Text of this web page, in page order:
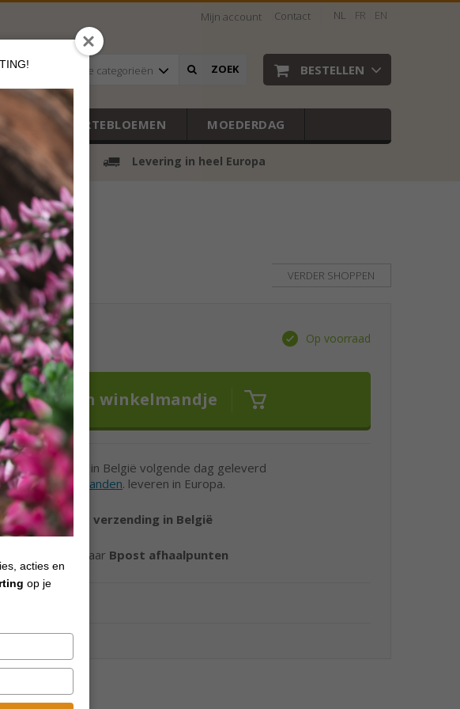
acties en
op je
Mijn account Contact NL FR EN
Alle categorieën ZOEK BESTELLEN
GEBOORTEBLOEMEN MOEDERDAG
Levering in heel Europa
VERDER SHOPPEN
Op voorraad
12h besteld in België volgende dag geleverd
andere landen. leveren in Europa.
€70, gratis verzending in België
Ook verzending naar Bpost afhaalpunten